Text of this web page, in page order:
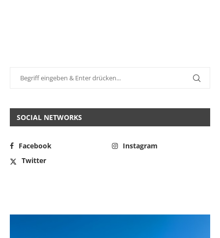
SOCIAL NETWORKS
Facebook
Instagram
Twitter